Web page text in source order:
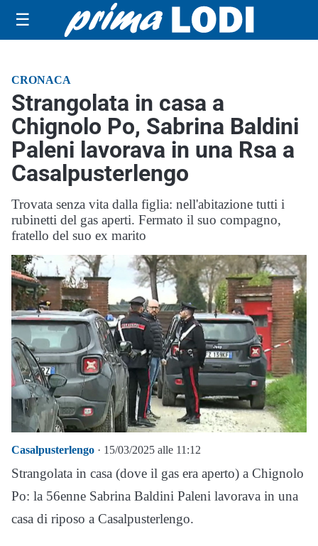
☰
CRONACA
Strangolata in casa a
Chignolo Po, Sabrina Baldini
Paleni lavorava in una Rsa a
Casalpusterlengo
Trovata senza vita dalla figlia: nell'abitazione tutti i
rubinetti del gas aperti. Fermato il suo compagno,
fratello del suo ex marito
Casalpusterlengo · 15/03/2025 alle 11:12
Strangolata in casa (dove il gas era aperto) a Chignolo
Po: la 56enne Sabrina Baldini Paleni lavorava in una
casa di riposo a Casalpusterlengo.